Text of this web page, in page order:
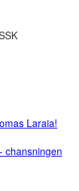
Laraia!
chansningen